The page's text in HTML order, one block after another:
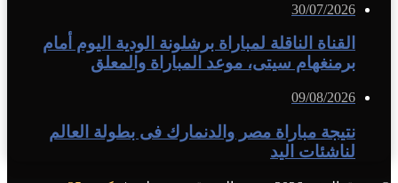
30/07/2026
القناة الناقلة لمباراة برشلونة الودية اليوم أمام
برمنغهام سيتى، موعد المباراة والمعلق
09/08/2026
نتيجة مباراة مصر والدنمارك فى بطولة العالم
لناشئات اليد